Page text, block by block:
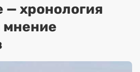
— хронология
мнение